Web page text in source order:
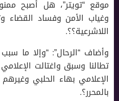
موقع “تويتر”، هل أصبح
وغياب الأمن وفساد القضاء
اللاشرعية؟؟.
وأضاف “الرحال”: “وإلا ما
تطالنا وسبق واغتالت
الإعلامي بهاء الحلبي
بالمحرر؟.